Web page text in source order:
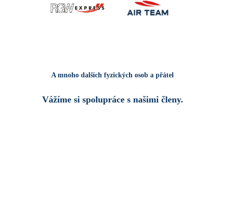
A mnoho dalších fyzických osob a přátel
Vážíme si spolupráce s našimi členy.